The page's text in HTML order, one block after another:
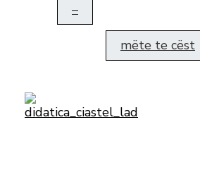
–
mëte te cëst